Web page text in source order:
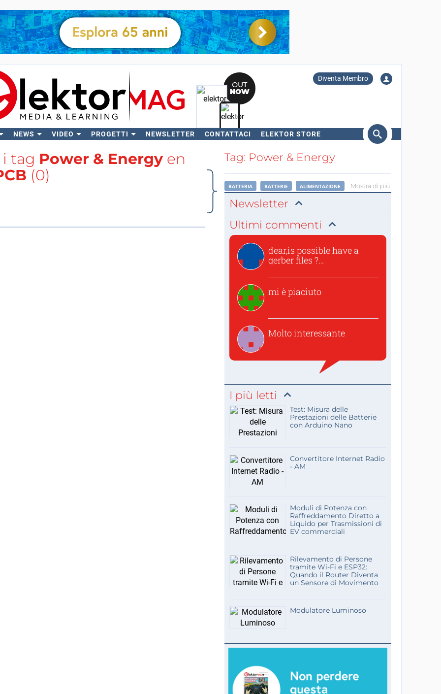
Diventa Membro
NEWS VIDEO PROGETTI NEWSLETTER CONTATTACI ELEKTOR STORE
Cerca
tag Power & Energy en
(0)
Tag: Power & Energy
BATTERIA BATTERIE ALIMENTAZIONE Mostra di più
Newsletter
Ultimi commenti
dear,is possible have a
gerber files ?
mi è piaciuto
Molto interessante
I più letti
Test: Misura delle
Prestazioni delle Batterie
con Arduino Nano
Convertitore Internet Radio
- AM
Moduli di Potenza con
Raffreddamento Diretto a
Liquido per Trasmissioni di
EV commerciali
Rilevamento di Persone
tramite Wi-Fi e ESP32:
Quando il Router Diventa
un Sensore di Movimento
Modulatore Luminoso